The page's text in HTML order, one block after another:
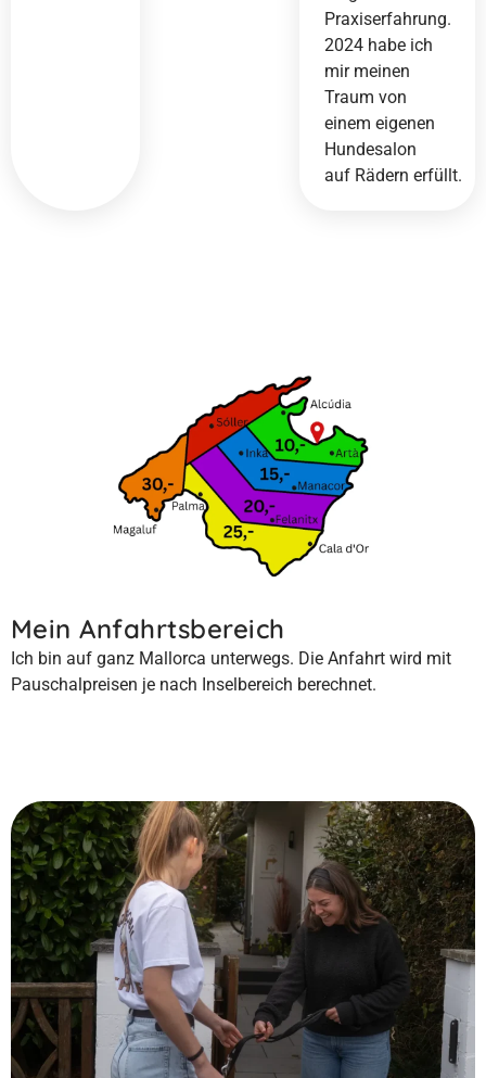
Praxiserfahrung.
2024 habe ich
mir meinen
Traum von
einem eigenen
Hundesalon
auf Rädern erfüllt.
Mein Anfahrtsbereich
Ich bin auf ganz Mallorca unterwegs. Die Anfahrt wird mit
Pauschalpreisen je nach Inselbereich berechnet.